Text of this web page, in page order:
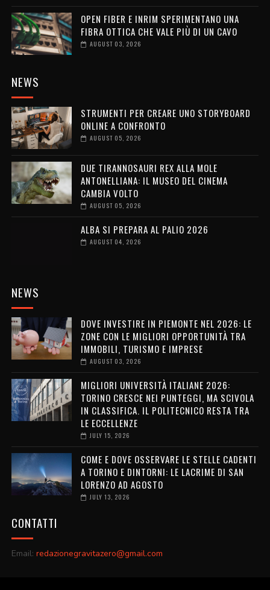
OPEN FIBER E INRIM SPERIMENTANO UNA
FIBRA OTTICA CHE VALE PIÙ DI UN CAVO
AUGUST 03, 2026
NEWS
STRUMENTI PER CREARE UNO STORYBOARD
ONLINE A CONFRONTO
AUGUST 05, 2026
DUE TIRANNOSAURI REX ALLA MOLE
ANTONELLIANA: IL MUSEO DEL CINEMA
CAMBIA VOLTO
AUGUST 05, 2026
ALBA SI PREPARA AL PALIO 2026
AUGUST 04, 2026
NEWS
DOVE INVESTIRE IN PIEMONTE NEL 2026: LE
ZONE CON LE MIGLIORI OPPORTUNITÀ TRA
IMMOBILI, TURISMO E IMPRESE
AUGUST 03, 2026
MIGLIORI UNIVERSITÀ ITALIANE 2026:
TORINO CRESCE NEI PUNTEGGI, MA SCIVOLA
IN CLASSIFICA. IL POLITECNICO RESTA TRA
LE ECCELLENZE
JULY 15, 2026
COME E DOVE OSSERVARE LE STELLE CADENTI
A TORINO E DINTORNI: LE LACRIME DI SAN
LORENZO AD AGOSTO
JULY 13, 2026
CONTATTI
Email: redazionegravitazero@gmail.com